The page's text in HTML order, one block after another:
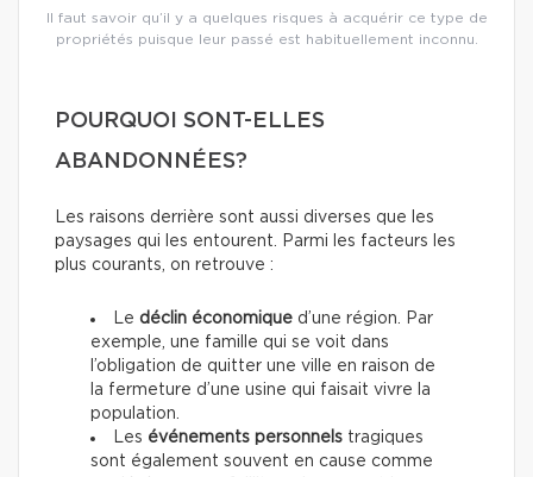
Il faut savoir qu’il y a quelques risques à acquérir ce type de
propriétés puisque leur passé est habituellement inconnu.
POURQUOI SONT-ELLES
ABANDONNÉES?
Les raisons derrière sont aussi diverses que les
paysages qui les entourent. Parmi les facteurs les
plus courants, on retrouve :
Le déclin économique d’une région. Par
exemple, une famille qui se voit dans
l’obligation de quitter une ville en raison de
la fermeture d’une usine qui faisait vivre la
population.
Les événements personnels tragiques
sont également souvent en cause comme